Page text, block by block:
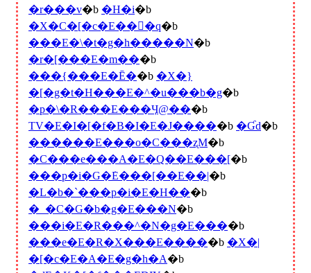
�r���v�b �H�i�b
�X�C�[�c�E���َq�b
���E�\�t�g�h�����N�b
�r�[���E�m���b
���{���E�Ē��b �X�}
�[�g�t�H���E�^�u���b�g�b
�p�\�R���E���Ӌ@���b
TV�E�I�[�f�B�I�E�J�����b �Ɠd�b
������E���o�C���ʐM�b
�C���e���A�E�Q��E���[�b
���p�i�G�݁E���[��E��|�b
�L�b�`���p�i�E�H���b
�_�C�G�b�g�E���N�b
���i�E�R���^�N�g�E����b
���e�E�R�X���E�����b �X�|
�[�c�E�A�E�g�h�A�b